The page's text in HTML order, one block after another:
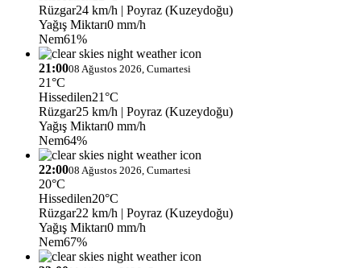
Rüzgar24 km/h | Poyraz (Kuzeydoğu)
Yağış Miktarı0 mm/h
Nem61%
21:0008 Ağustos 2026, Cumartesi
21°C
Hissedilen21°C
Rüzgar25 km/h | Poyraz (Kuzeydoğu)
Yağış Miktarı0 mm/h
Nem64%
22:0008 Ağustos 2026, Cumartesi
20°C
Hissedilen20°C
Rüzgar22 km/h | Poyraz (Kuzeydoğu)
Yağış Miktarı0 mm/h
Nem67%